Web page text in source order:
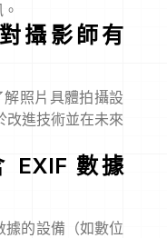
攝影師有
照片具體拍攝設
改進技術並在未來
EXIF 數據
據的設備（如數位